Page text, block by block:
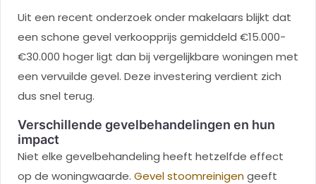
Uit een recent onderzoek onder makelaars blijkt dat
een schone gevel verkoopprijs gemiddeld €15.000-
€30.000 hoger ligt dan bij vergelijkbare woningen met
een vervuilde gevel. Deze investering verdient zich
dus snel terug.
Verschillende gevelbehandelingen en hun
impact
Niet elke gevelbehandeling heeft hetzelfde effect
op de woningwaarde. Gevel stoomreinigengeeft